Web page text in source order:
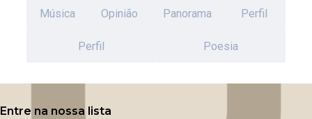
Música Opinião Panorama Perfil
Perfil Poesia
Entre na nossa lista